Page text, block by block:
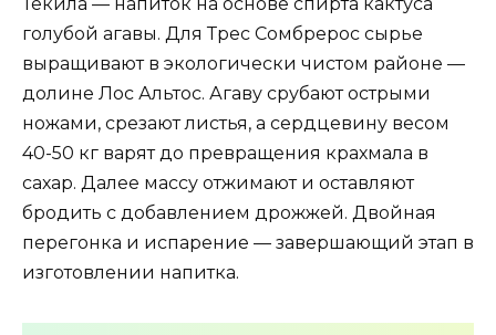
голубой агавы. Для Трес Сомбрерос сырье
выращивают в экологически чистом районе —
долине Лос Альтос. Агаву срубают острыми
ножами, срезают листья, а сердцевину весом
40-50 кг варят до превращения крахмала в
сахар. Далее массу отжимают и оставляют
бродить с добавлением дрожжей. Двойная
перегонка и испарение — завершающий этап в
изготовлении напитка.